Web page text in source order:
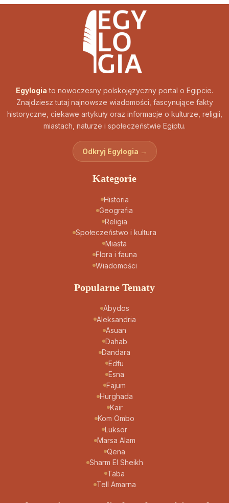
Egylogia to nowoczesny polskojęzyczny portal o Egipcie.
Znajdziesz tutaj najnowsze wiadomości, fascynujące fakty
historyczne, ciekawe artykuły oraz informacje o kulturze, religii,
miastach, naturze i społeczeństwie Egiptu.
Odkryj Egylogia →
Kategorie
Historia
Geografia
Religia
Społeczeństwo i kultura
Miasta
Flora i fauna
Wiadomości
Popularne Tematy
Abydos
Aleksandria
Asuan
Dahab
Dandara
Edfu
Esna
Fajum
Hurghada
Kair
Kom Ombo
Luksor
Marsa Alam
Qena
Sharm El Sheikh
Taba
Tell Amarna